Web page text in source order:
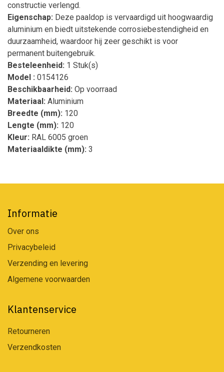
constructie verlengd.
Eigenschap: Deze paaldop is vervaardigd uit hoogwaardig
aluminium en biedt uitstekende corrosiebestendigheid en
duurzaamheid, waardoor hij zeer geschikt is voor
permanent buitengebruik.
Besteleenheid: 1 Stuk(s)
Model : 0154126
Beschikbaarheid: Op voorraad
Materiaal: Aluminium
Breedte (mm): 120
Lengte (mm): 120
Kleur: RAL 6005 groen
Materiaaldikte (mm): 3
Informatie
Over ons
Privacybeleid
Verzending en levering
Algemene voorwaarden
Klantenservice
Retourneren
Verzendkosten